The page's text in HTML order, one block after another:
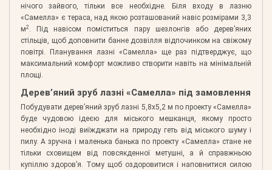
нічого зайвого, тільки все необхідне. Біля входу в лазню
«Самелла» є тераса, над якою розташований навіс розмірами 3,3
м2 . Під навісом поміститься пару шезлонгів або дерев’яних
стільців, щоб доповнити банне дозвілля відпочинком на свіжому
повітрі. Планування лазні «Самелла» ще раз підтверджує, що
максимальний комфорт можливо створити навіть на мінімальній
площі.
Дерев’яний зруб лазні «Самелла» під замовлення
Побудувати дерев’яний зруб лазні 5,8х5,2 м по проекту «Самелла»
буде чудовою ідеєю для міського мешканця, якому просто
необхідно іноді виїжджати на природу геть від міського шуму і
пилу. А зручна і маленька банька по проекту «Самелла» стане не
тільки сховищем від повсякденної метушні, а й справжньою
купіллю здоров’я. Тому щоб оздоровитися і наповнитися силою